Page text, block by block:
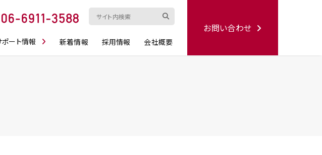
シリーズ
鬼
ポート情報
新着情報 採用情報 会社概要
お問い合わせ